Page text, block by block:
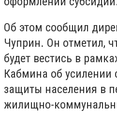
Об этом сообщил
Чуприн. Он отметил,
будет вестись в
Кабмина об усилении
защиты населения в
жилищно-